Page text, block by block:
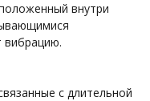
внутри
вибрацию.
с длительной